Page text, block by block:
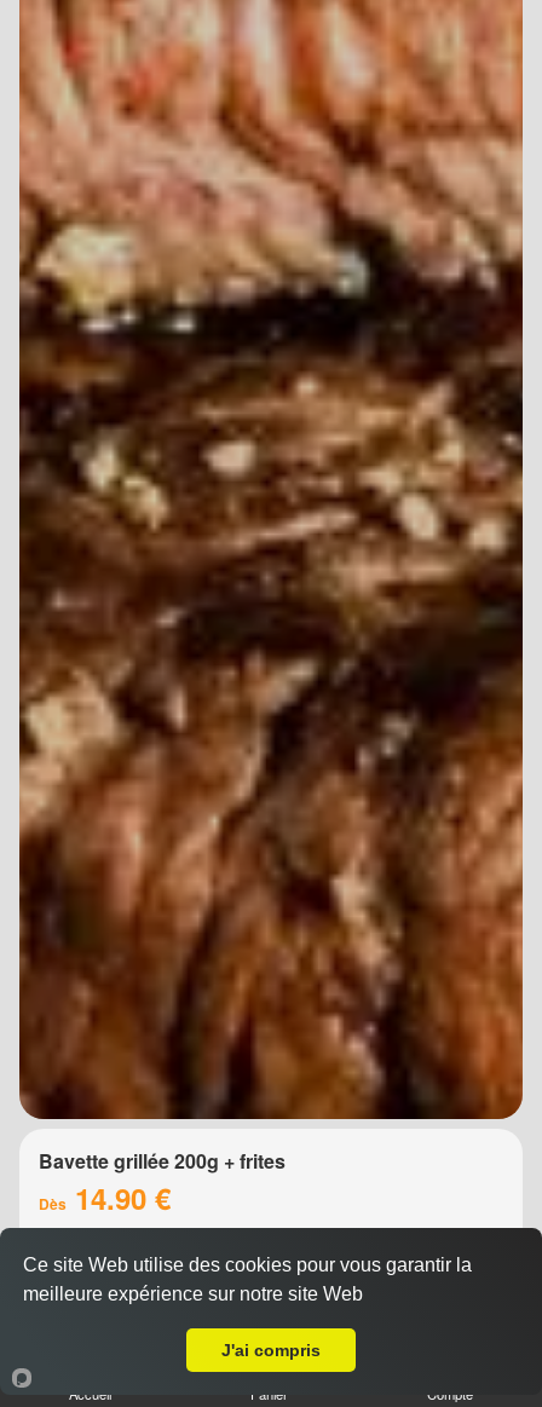
Bavette grillée 200g + frites
Dès 14.90 €
Accueil Panier Compte
Ce site Web utilise des cookies pour vous garantir la
meilleure expérience sur notre site Web
J'ai compris